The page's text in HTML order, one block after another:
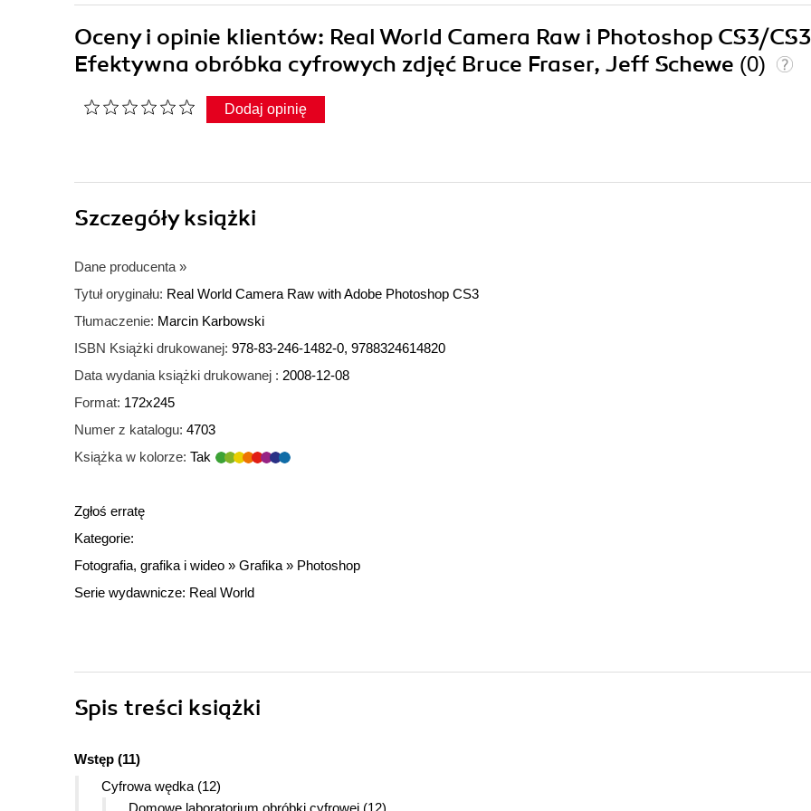
Oceny i opinie klientów: Real World Camera Raw i Photoshop CS3/
Efektywna obróbka cyfrowych zdjęć Bruce Fraser, Jeff Schewe (0)
Dodaj opinię
Szczegółyksiążki
Dane producenta »
Tytuł oryginału: Real World Camera Raw with Adobe Photoshop CS3
Tłumaczenie: Marcin Karbowski
ISBN Książki drukowanej: 978-83-246-1482-0, 9788324614820
Data wydania książki drukowanej : 2008-12-08
Format: 172x245
Numer z katalogu: 4703
Książka w kolorze: Tak
Zgłoś erratę
Kategorie:
Fotografia, grafika i wideo » Grafika » Photoshop
Serie wydawnicze: Real World
Spis treści książki
Wstęp (11)
Cyfrowa wędka (12)